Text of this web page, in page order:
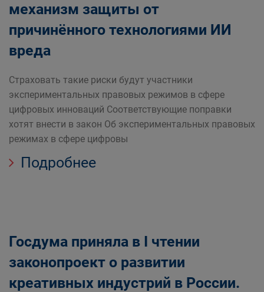
механизм защиты от
причинённого технологиями ИИ
вреда
Страховать такие риски будут участники
экспериментальных правовых режимов в сфере
цифровых инноваций Соответствующие поправки
хотят внести в закон Об экспериментальных правовых
режимах в сфере цифровы
Подробнее
Госдума приняла в I чтении
законопроект о развитии
креативных индустрий в России.